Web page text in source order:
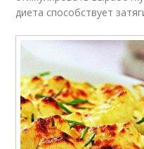
диета способствует